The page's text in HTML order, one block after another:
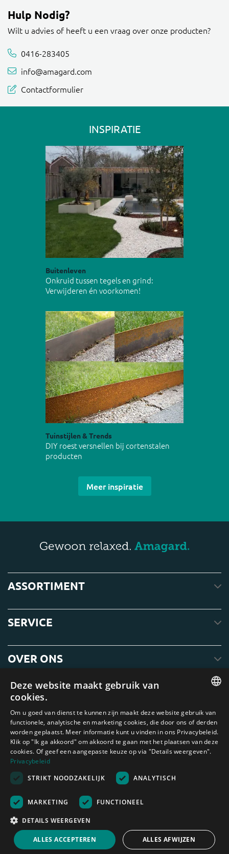
Hulp Nodig?
Wilt u advies of heeft u een vraag over onze producten?
0416-283405
info@amagard.com
Contactformulier
INSPIRATIE
Buitenleven
Onkruid tussen tegels en grind:
Verwijderen én voorkomen!
Tuinstijlen & Trends
DIY roest versnellen bij cortenstalen
producten
Meer inspiratie
ASSORTIMENT
SERVICE
OVER ONS
Amagard.com (Kranendonk B.V.) Geen van de teksten of foto's op deze
website mag zonder schriftelijke toestemming van Kranendonk B.V. worden
Nederland|Deutschland| België|Belgique|
Kingdom
DUTCH
GERMAN
Deze website maakt gebruik van
cookies.
Om u goed van dienst te kunnen zijn maakt deze website gebruik van
functionele, analytische en marketing cookies, die door ons of derden
worden geplaatst. Meer informatie kunt u vinden in ons Privacybeleid.
Klik op "Ik ga akkoord" om akkoord te gaan met het plaatsen van deze
cookies. Of geef een aangepaste keuze op via "Details weergeven".
Privacybeleid
STRIKT NOODZAKELIJK
ANALYTISCH
MARKETING FUNCTIONEEL
DETAILS WEERGEVEN
ALLES ACCEPTEREN ALLES AFWIJZEN